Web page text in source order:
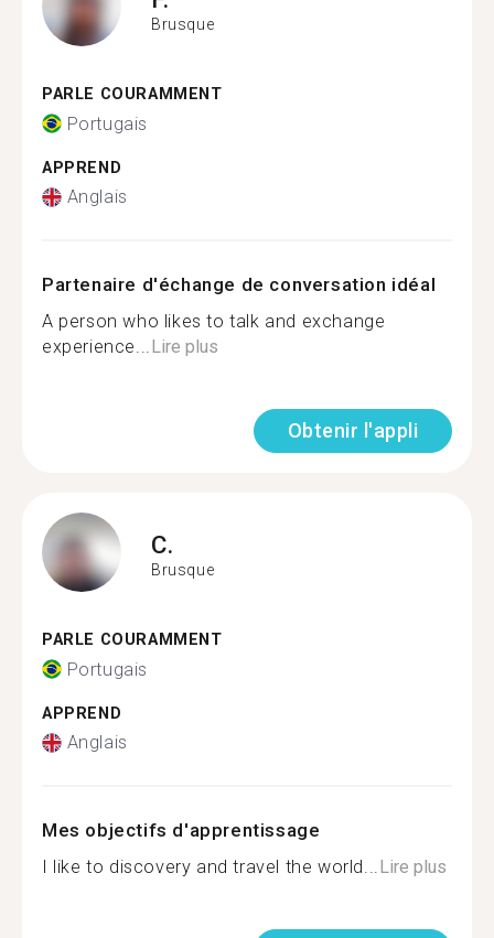
Brusque
PARLE COURAMMENT
Portugais
APPREND
Anglais
Partenaire d'échange de conversation idéal
A person who likes to talk and exchange
experience...Lire plus
Obtenir l'appli
C.
Brusque
PARLE COURAMMENT
Portugais
APPREND
Anglais
Mes objectifs d'apprentissage
I like to discovery and travel the world...Lire plus